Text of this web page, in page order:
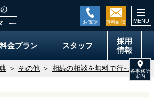
料金プラン スタッフ
採用
情報
その他 相続の相談を無料で行っている